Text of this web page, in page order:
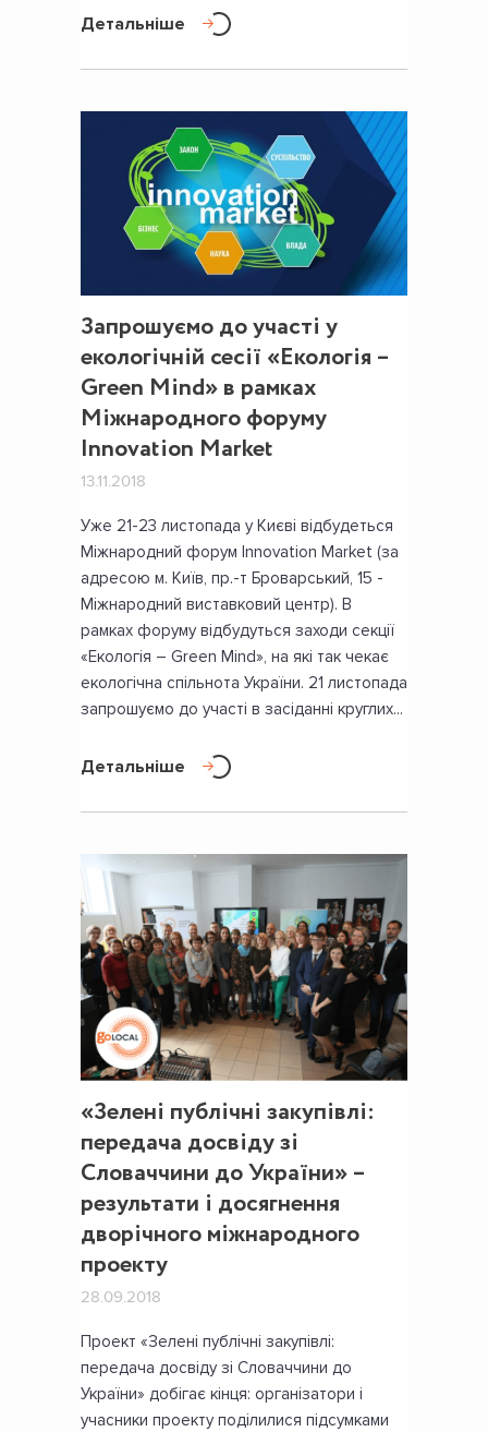
Детальніше
Запрошуємо до участі у
екологічній сесії «Екологія –
Green Mind» в рамках
Міжнародного форуму
Innovation Market
13.11.2018
Уже 21-23 листопада у Києві відбудеться
Міжнародний форум Innovation Market (за
адресою м. Київ, пр.-т Броварський, 15 -
Міжнародний виставковий центр). В
рамках форуму відбудуться заходи секції
«Екологія – Green Mind», на які так чекає
екологічна спільнота України. 21 листопада
запрошуємо до участі в засіданні круглих...
Детальніше
«Зелені публічні закупівлі:
передача досвіду зі
Словаччини до України» –
результати і досягнення
дворічного міжнародного
проекту
28.09.2018
Проект «Зелені публічні закупівлі:
передача досвіду зі Словаччини до
України» добігає кінця: організатори і
учасники проекту поділилися підсумками